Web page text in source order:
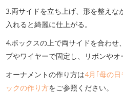
3.両サイドを立ち上げ、形を整えな
入れると綺麗に仕上がる。
4.ボックスの上で両サイドを合わせ
プやワイヤーで固定し、リボンやオ
オーナメントの作り方は4月｢母の
ックの作り方をご参照ください。